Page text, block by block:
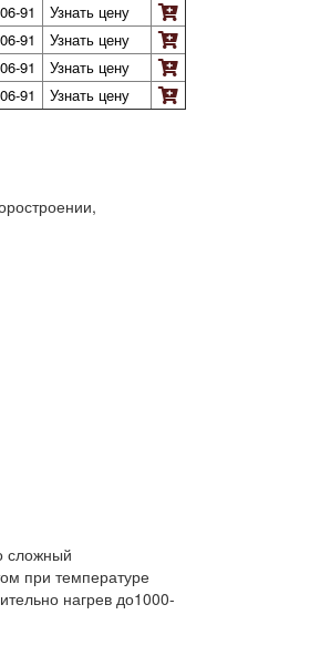
91
Узнать цену
91
Узнать цену
91
Узнать цену
91
Узнать цену
сложный
при температуре
нагрев до1000-